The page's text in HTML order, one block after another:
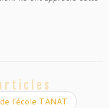
l’école TANAT